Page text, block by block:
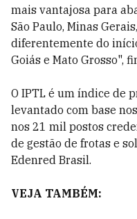
mais vantajosa para
São Paulo, Minas
diferentemente do
Goiás e Mato Grosso",
O IPTL é um índice de
levantado com base
nos 21 mil postos
de gestão de frotas e
Edenred Brasil.
VEJA TAMBÉM: